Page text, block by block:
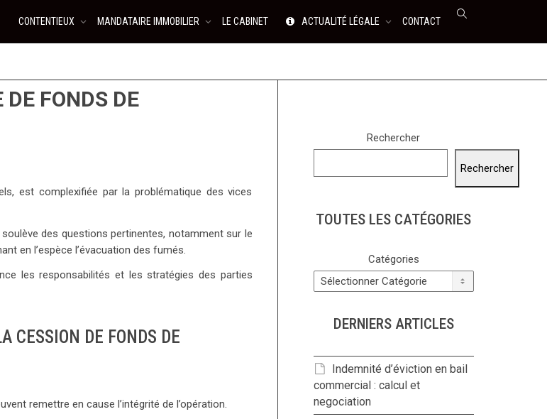
CONTENTIEUX MANDATAIRE IMMOBILIER LE CABINET ACTUALITÉ LÉGALE CONTACT
FONDS DE
est complexifiée par la problématique des vices
soulève des questions pertinentes, notamment sur le
en l’espèce l’évacuation des fumés.
les responsabilités et les stratégies des parties
CESSION DE FONDS DE
remettre en cause l’intégrité de l’opération.
Rechercher
Rechercher
TOUTES LES CATÉGORIES
Catégories
DERNIERS ARTICLES
Indemnité d’éviction en bail
commercial : calcul et
negociation